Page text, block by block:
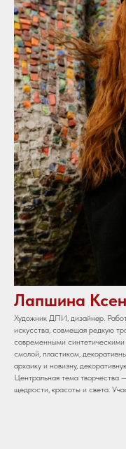
Лапшина
Художник ДПИ, дизайнер.
искусства, совмещая редкую
современными
смолой, пластиком,
архаику и новизну,
Центральная тема творчества
щедрости, красоты и света.